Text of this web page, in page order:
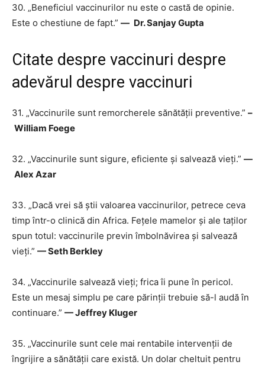
30. „Beneficiul vaccinurilor nu este o castă de opinie.
Este o chestiune de fapt.” ― Dr. Sanjay Gupta
Citate despre vaccinuri despre
adevărul despre vaccinuri
31. „Vaccinurile sunt remorcherele sănătății preventive.” –
William Foege
32. „Vaccinurile sunt sigure, eficiente și salvează vieți.” ―
Alex Azar
33. „Dacă vrei să știi valoarea vaccinurilor, petrece ceva
timp într-o clinică din Africa. Fețele mamelor și ale taților
spun totul: vaccinurile previn îmbolnăvirea și salvează
vieți.” — Seth Berkley
34. „Vaccinurile salvează vieți; frica îi pune în pericol.
Este un mesaj simplu pe care părinții trebuie să-l audă în
continuare.” — Jeffrey Kluger
35. „Vaccinurile sunt cele mai rentabile intervenții de
îngrijire a sănătății care există. Un dolar cheltuit pentru